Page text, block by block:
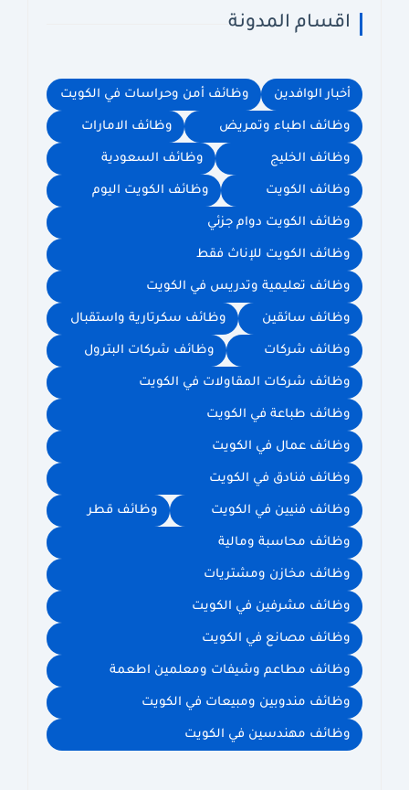
اقسام المدونة
أخبار الوافدين وظائف أمن وحراسات في الكويت
وظائف اطباء وتمريض وظائف الامارات
وظائف الخليج وظائف السعودية
وظائف الكويت وظائف الكويت اليوم
وظائف الكويت دوام جزئي
وظائف الكويت للإناث فقط
وظائف تعليمية وتدريس في الكويت
وظائف سائقين وظائف سكرتارية واستقبال
وظائف شركات وظائف شركات البترول
وظائف شركات المقاولات في الكويت
وظائف طباعة في الكويت
وظائف عمال في الكويت
وظائف فنادق في الكويت
وظائف فنيين في الكويت وظائف قطر
وظائف محاسبة ومالية
وظائف مخازن ومشتريات
وظائف مشرفين في الكويت
وظائف مصانع في الكويت
وظائف مطاعم وشيفات ومعلمين اطعمة
وظائف مندوبين ومبيعات في الكويت
وظائف مهندسين في الكويت